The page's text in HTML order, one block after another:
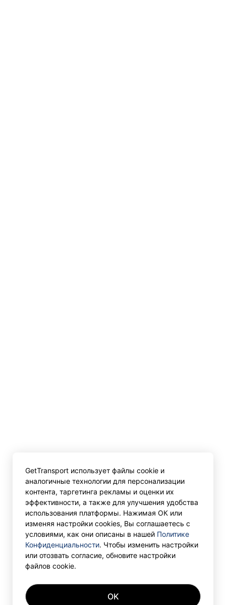
GetTransport использует файлы cookie и
аналогичные технологии для персонализации
контента, таргетинга рекламы и оценки их
эффективности, а также для улучшения удобства
использования платформы. Нажимая ОК или
изменяя настройки cookies, Вы соглашаетесь с
условиями, как они описаны в нашей Политике
Конфиденциальности. Чтобы изменить настройки
или отозвать согласие, обновите настройки
файлов cookie.
OK